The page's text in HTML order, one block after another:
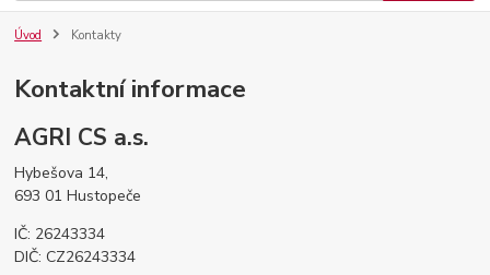
Úvod Kontakty
Kontaktní informace
AGRI CS a.s.
Hybešova 14,
693 01 Hustopeče
IČ: 26243334
DIČ: CZ26243334